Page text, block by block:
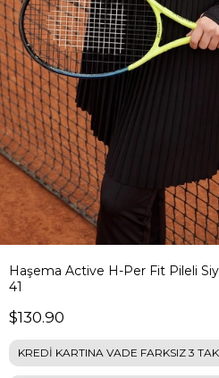
Haşema Active H-Per Fit Pileli
41
$130.90
KREDİ KARTINA VADE FARKSIZ 3